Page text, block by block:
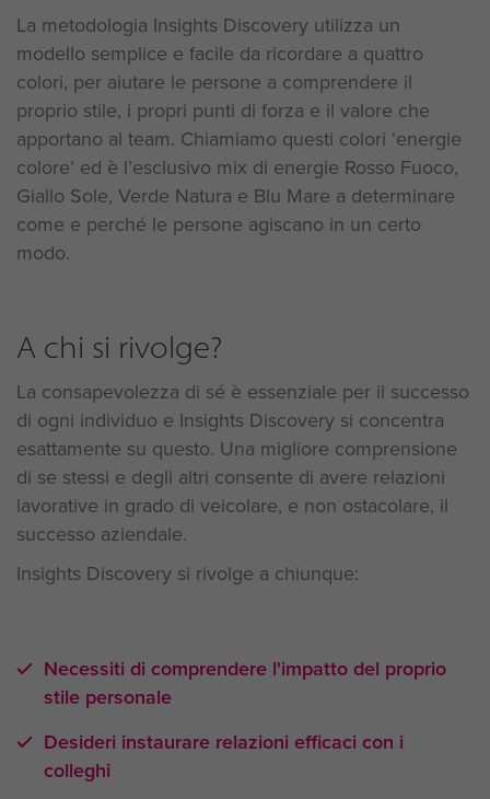
La metodologia Insights Discovery utilizza un
modello semplice e facile da ricordare a quattro
colori, per aiutare le persone a comprendere il
proprio stile, i propri punti di forza e il valore che
apportano al team. Chiamiamo questi colori ‘energie
colore’ ed è l’esclusivo mix di energie Rosso Fuoco,
Giallo Sole, Verde Natura e Blu Mare a determinare
come e perché le persone agiscano in un certo
modo.
A chi si rivolge?
La consapevolezza di sé è essenziale per il successo
di ogni individuo e Insights Discovery si concentra
esattamente su questo. Una migliore comprensione
di se stessi e degli altri consente di avere relazioni
lavorative in grado di veicolare, e non ostacolare, il
successo aziendale.
Insights Discovery si rivolge a chiunque:
Necessiti di comprendere l'impatto del proprio
stile personale
Desideri instaurare relazioni efficaci con i
colleghi